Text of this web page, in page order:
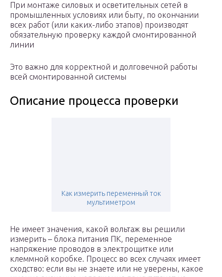
При монтаже силовых и осветительных сетей в
промышленных условиях или быту, по окончании
всех работ (или каких-либо этапов) производят
обязательную проверку каждой смонтированной
линии
Это важно для корректной и долговечной работы
всей смонтированной системы
Описание процесса проверки
Как измерить переменный ток
мультиметром
Не имеет значения, какой вольтаж вы решили
измерить – блока питания ПК, переменное
напряжение проводов в электрощитке или
клеммной коробке. Процесс во всех случаях имеет
сходство: если вы не знаете или не уверены, какое